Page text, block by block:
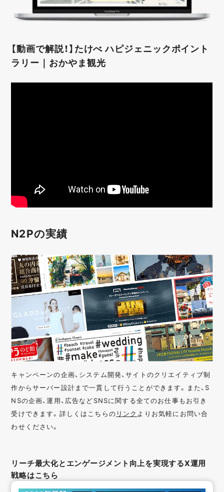
【動画で解説！】たけべ ハピジェニックポイント
ラリー｜おかやま観光
N2Pの実績
キャンペーンの企画、システム開発、サイトのクリエイティブ制
作からサーバー設計まで一貫して行うことができます。また、S
NSの企画、運用、広告などSNSに関する全てのお仕事もお引き
受けできます。詳しくはこちらの リンク よりお気軽にお問い合
わせください。
リーチ最大化とエンゲージメント向上を実現するX運用
戦略はこちら